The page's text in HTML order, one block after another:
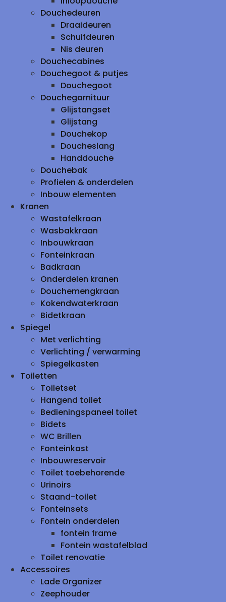
Douchedeuren
Draaideuren
Schuifdeuren
Nis deuren
Douchecabines
Douchegoot & putjes
Douchegoot
Douchegarnituur
Glijstangset
Glijstang
Douchekop
Doucheslang
Handdouche
Douchebak
Profielen & onderdelen
Inbouw elementen
Kranen
Wastafelkraan
Wasbakkraan
Inbouwkraan
Fonteinkraan
Badkraan
Onderdelen kranen
Douchemengkraan
Kokendwaterkraan
Bidetkraan
Spiegel
Met verlichting
Verlichting / verwarming
Spiegelkasten
Toiletten
Toiletset
Hangend toilet
Bedieningspaneel toilet
Bidets
WC Brillen
Fonteinkast
Inbouwreservoir
Toilet toebehorende
Urinoirs
Staand-toilet
Fonteinsets
Fontein onderdelen
fontein frame
Fontein wastafelblad
Toilet renovatie
Accessoires
Lade Organizer
Zeephouder